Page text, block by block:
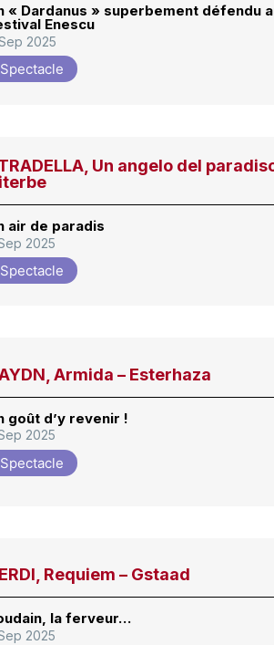
« Dardanus » superbement défendu
Enescu
2025
Spectacle
Un angelo del
air de paradis
2025
Spectacle
Armida – Esterhaza
goût d’y revenir !
2025
Spectacle
Requiem – Gstaad
la ferveur…
2025